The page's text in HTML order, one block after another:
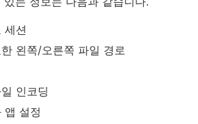
세션
왼쪽/오른쪽 파일 경로
인코딩
앱 설정